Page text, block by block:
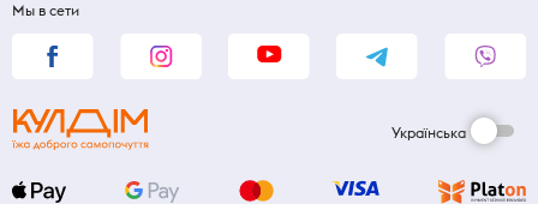
Мы в сети
Українська